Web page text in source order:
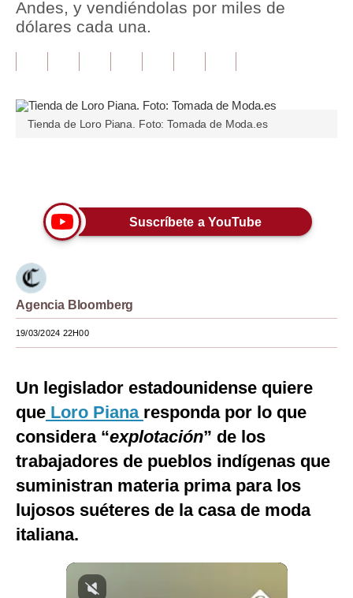
Plus G
Pregunta de hoy
Lujo
Viajes
Moda
Estilos
Mundo
México
España
Internacional
Tecnología
Club del Suscriptor
G de Gestión
Andes, y vendiéndolas por miles de
dólares cada una.
Tienda de Loro Piana. Foto: Tomada de Moda.es
Suscríbete a YouTube
Agencia Bloomberg
19/03/2024 22H00
Un legislador estadounidense quiere
que Loro Piana responda por lo que
considera “explotación” de los
trabajadores de pueblos indígenas que
suministran materia prima para los
lujosos suéteres de la casa de moda
italiana.